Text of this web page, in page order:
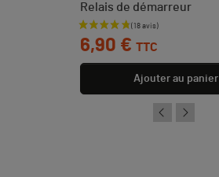
Relais de démarreur
Prix
6,90 € TTC
Ajouter au panier